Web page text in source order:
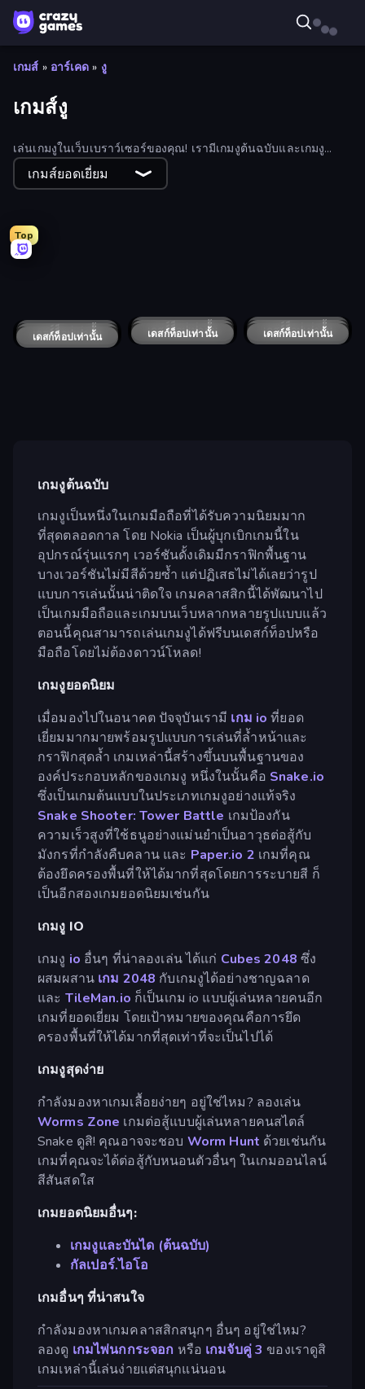
เกมส์ » อาร์เคด » งู
เกมส์งู
เล่นเกมงูในเว็บเบราว์เซอร์ของคุณ! เรามีเกมงูต้นฉบับและเกมงู
ออนไลน์ใหม่ๆ มากมายให้เล่น
เกมส์ยอดเยี่ยม
Top
SlitherCraft.io Snake Merge: Idle & io Zone
SSSPICY! Dragon.io Digworm.io
Helix Snake Train Master Water Pool Heroes.io
Snake Lite Snake VS Block Rainbow Snake
Snake Blockade เดสก์ท็อปเท่านั้น
Snake.io เดสก์ท็อปเท่านั้น Snake Shooter: Tower Battle
เดสก์ท็อปเท่านั้น
Worms.io เดสก์ท็อปเท่านั้น เดสก์ท็อปเท่านั้น
Snake Fit
เดสก์ท็อปเท่านั้น
FL Tron เดสก์ท็อปเท่านั้น
Snake 3D เดสก์ท็อปเท่านั้น
Axy Snake 3D
เดสก์ท็อปเท่านั้น
เกมงูต้นฉบับ
เกมงูเป็นหนึ่งในเกมมือถือที่ได้รับความนิยมมาก
ที่สุดตลอดกาล โดย Nokia เป็นผู้บุกเบิกเกมนี้ใน
อุปกรณ์รุ่นแรกๆ เวอร์ชันดั้งเดิมมีกราฟิกพื้นฐาน
บางเวอร์ชันไม่มีสีด้วยซ้ำ แต่ปฏิเสธไม่ได้เลยว่ารูป
แบบการเล่นนั้นน่าติดใจ เกมคลาสสิกนี้ได้พัฒนาไป
เป็นเกมมือถือและเกมบนเว็บหลากหลายรูปแบบแล้ว
ตอนนี้คุณสามารถเล่นเกมงูได้ฟรีบนเดสก์ท็อปหรือ
มือถือโดยไม่ต้องดาวน์โหลด!
เกมงูยอดนิยม
เมื่อมองไปในอนาคต ปัจจุบันเรามี เกม io ที่ยอด
เยี่ยมมากมายพร้อมรูปแบบการเล่นที่ล้ำหน้าและ
กราฟิกสุดล้ำ เกมเหล่านี้สร้างขึ้นบนพื้นฐานของ
องค์ประกอบหลักของเกมงู หนึ่งในนั้นคือ Snake.io
ซึ่งเป็นเกมต้นแบบในประเภทเกมงูอย่างแท้จริง
Snake Shooter: Tower Battle เกมป้องกัน
ความเร็วสูงที่ใช้ธนูอย่างแม่นยำเป็นอาวุธต่อสู้กับ
มังกรที่กำลังคืบคลาน และ Paper.io 2 เกมที่คุณ
ต้องยึดครองพื้นที่ให้ได้มากที่สุดโดยการระบายสี ก็
เป็นอีกสองเกมยอดนิยมเช่นกัน
เกมงู IO
เกมงู io อื่นๆ ที่น่าลองเล่น ได้แก่ Cubes 2048 ซึ่ง
ผสมผสาน เกม 2048 กับเกมงูได้อย่างชาญฉลาด
และ TileMan.io ก็เป็นเกม io แบบผู้เล่นหลายคนอีก
เกมที่ยอดเยี่ยม โดยเป้าหมายของคุณคือการยึด
ครองพื้นที่ให้ได้มากที่สุดเท่าที่จะเป็นไปได้
เกมงูสุดง่าย
กำลังมองหาเกมเลื้อยง่ายๆ อยู่ใช่ไหม? ลองเล่น
Worms Zone เกมต่อสู้แบบผู้เล่นหลายคนสไตล์
Snake ดูสิ! คุณอาจจะชอบ Worm Hunt ด้วยเช่นกัน
เกมที่คุณจะได้ต่อสู้กับหนอนตัวอื่นๆ ในเกมออนไลน์
สีสันสดใส
เกมยอดนิยมอื่นๆ:
เกมงูและบันได (ต้นฉบับ)
กัลเปอร์.ไอโอ
เกมอื่นๆ ที่น่าสนใจ
กำลังมองหาเกมคลาสสิกสนุกๆ อื่นๆ อยู่ใช่ไหม?
ลองดู เกมไพ่นกกระจอก หรือ เกมจับคู่ 3 ของเราดูสิ
เกมเหล่านี้เล่นง่ายแต่สนุกแน่นอน